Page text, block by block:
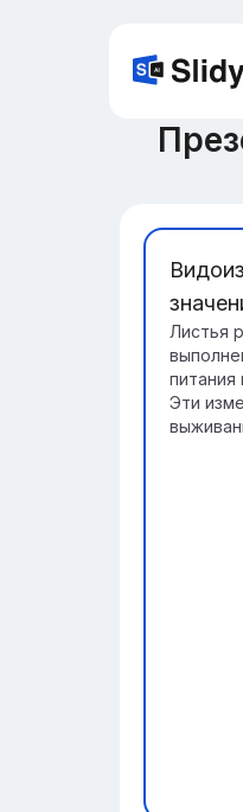
Листья
Эти